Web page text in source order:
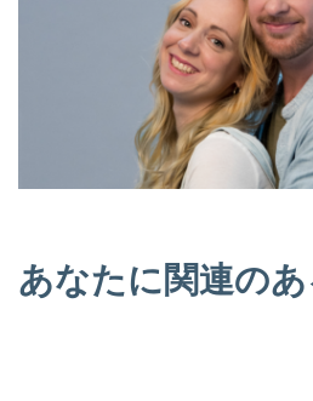
あなたに関連の